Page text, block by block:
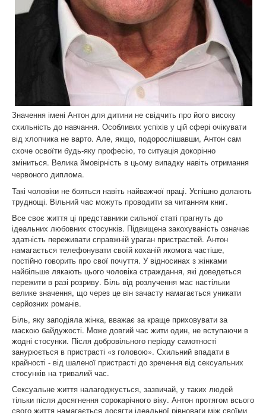
Значення імені Антон для дитини не свідчить про його високу
схильність до навчання. Особливих успіхів у цій сфері очікувати
від хлопчика не варто. Але, якщо, подорослішавши, Антон сам
схоче освоїти будь-яку професію, то ситуація докорінно
зміниться. Велика ймовірність в цьому випадку навіть отримання
червоного диплома.
Такі чоловіки не бояться навіть найважчої праці. Успішно долають
труднощі. Вільний час можуть проводити за читанням книг.
Все своє життя ці представники сильної статі прагнуть до
ідеальних любовних стосунків. Підвищена закохуваність означає
здатність переживати справжній ураган пристрастей. Антон
намагається телефонувати своїй коханій якомога частіше,
постійно говорить про свої почуття. У відносинах з жінками
найбільше лякають цього чоловіка страждання, які доведеться
пережити в разі розриву. Біль від розлучення має настільки
велике значення, що через це він зачасту намагається уникати
серйозних романів.
Біль, яку заподіяла жінка, вважає за краще приховувати за
маскою байдужості. Може довгий час жити один, не вступаючи в
жодні стосунки. Після добровільного періоду самотності
занурюється в пристрасті «з головою». Схильний впадати в
крайності - від шаленої пристрасті до зречення від сексуальних
стосунків на тривалий час.
Сексуальне життя налагоджується, зазвичай, у таких людей
тільки після досягнення сорокарічного віку. Антон протягом всього
свого життя намагається досягти ідеальної рівноваги між своїми